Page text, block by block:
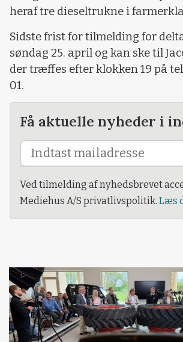
heraf tre dieseltrukne i
Sidste frist for tilmelding for
søndag 25. april og kan ske til
der træffes efter klokken 19 på
01.
Få aktuelle nyheder i
Ved tilmelding af nyhedsbrevet
Mediehus A/S privatlivspolitik. Læs